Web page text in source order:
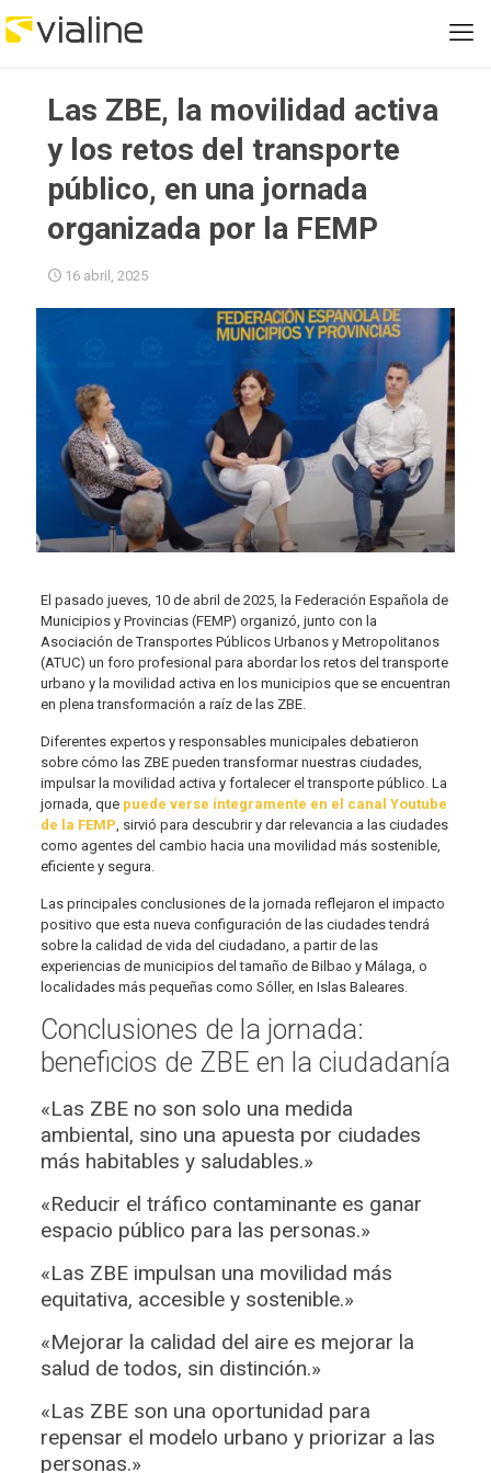
Las ZBE, la movilidad activa
y los retos del transporte
público, en una jornada
organizada por la FEMP
16 abril, 2025
El pasado jueves, 10 de abril de 2025, la Federación Española de
Municipios y Provincias (FEMP) organizó, junto con la
Asociación de Transportes Públicos Urbanos y Metropolitanos
(ATUC) un foro profesional para abordar los retos del transporte
urbano y la movilidad activa en los municipios que se encuentran
en plena transformación a raíz de las ZBE.
Diferentes expertos y responsables municipales debatieron
sobre cómo las ZBE pueden transformar nuestras ciudades,
impulsar la movilidad activa y fortalecer el transporte público. La
jornada, que puede verse íntegramente en el canal Youtube
de la FEMP , sirvió para descubrir y dar relevancia a las ciudades
como agentes del cambio hacia una movilidad más sostenible,
eficiente y segura.
Las principales conclusiones de la jornada reflejaron el impacto
positivo que esta nueva configuración de las ciudades tendrá
sobre la calidad de vida del ciudadano, a partir de las
experiencias de municipios del tamaño de Bilbao y Málaga, o
localidades más pequeñas como Sóller, en Islas Baleares.
Conclusiones de la jornada:
beneficios de ZBE en la ciudadanía
«Las ZBE no son solo una medida
ambiental, sino una apuesta por ciudades
más habitables y saludables.»
«Reducir el tráfico contaminante es ganar
espacio público para las personas.»
«Las ZBE impulsan una movilidad más
equitativa, accesible y sostenible.»
«Mejorar la calidad del aire es mejorar la
salud de todos, sin distinción.»
«Las ZBE son una oportunidad para
repensar el modelo urbano y priorizar a las
personas.»